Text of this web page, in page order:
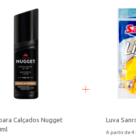
Calçados Nugget
Luva
A partir de 4